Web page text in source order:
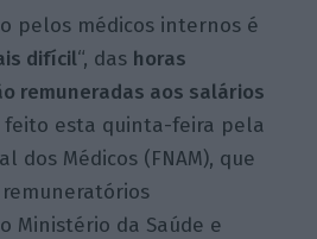
pelos médicos internos é
difícil“, das horas
remuneradas aos salários
feito esta quinta-feira pela
dos Médicos (FNAM), que
Ministério da Saúde e